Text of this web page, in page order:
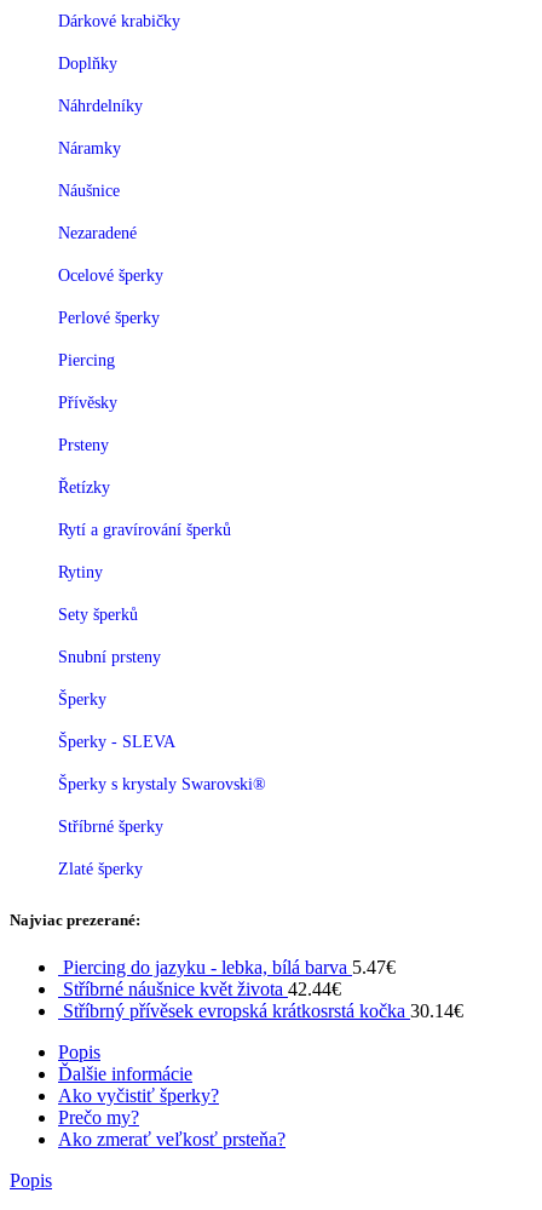
Dárkové krabičky
Doplňky
Náhrdelníky
Náramky
Náušnice
Nezaradené
Ocelové šperky
Perlové šperky
Piercing
Přívěsky
Prsteny
Řetízky
Rytí a gravírování šperků
Rytiny
Sety šperků
Snubní prsteny
Šperky
Šperky - SLEVA
Šperky s krystaly Swarovski®
Stříbrné šperky
Zlaté šperky
Najviac prezerané:
Piercing do jazyku - lebka, bílá barva 5.47€
Stříbrné náušnice květ života 42.44€
Stříbrný přívěsek evropská krátkosrstá kočka 30.14€
Popis
Ďalšie informácie
Ako vyčistiť šperky?
Prečo my?
Ako zmerať veľkosť prsteňa?
Popis